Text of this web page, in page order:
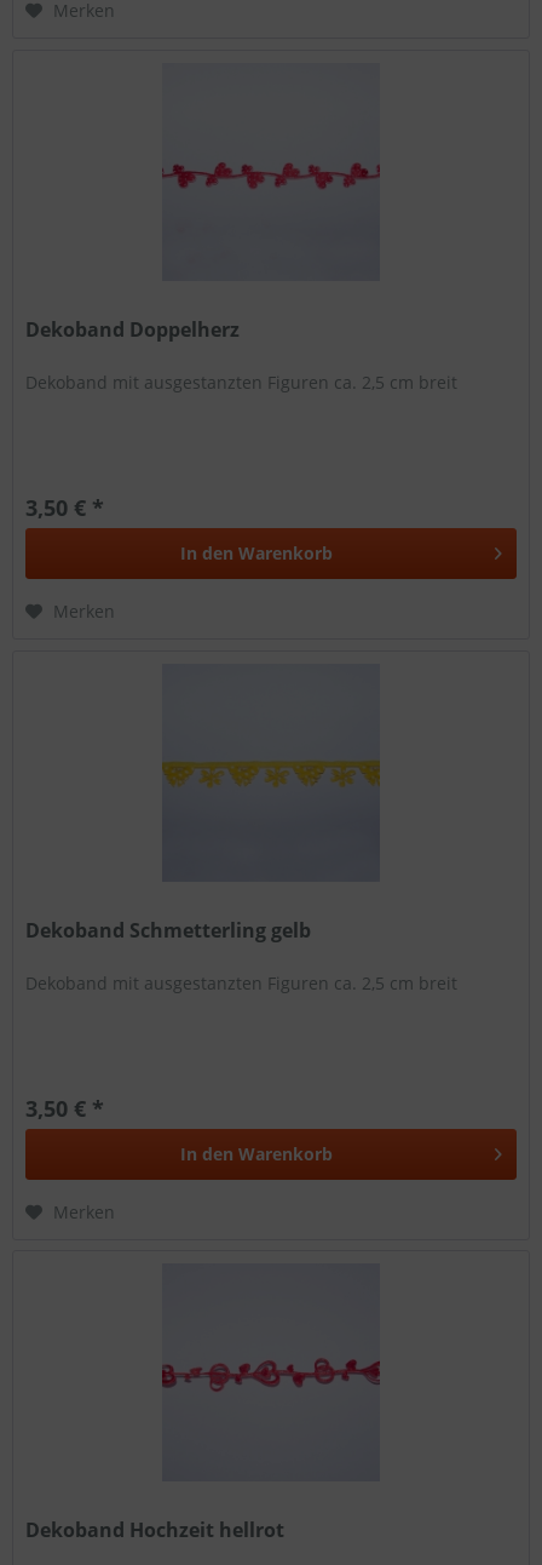
Merken
Dekoband Doppelherz
Dekoband mit ausgestanzten Figuren ca. 2,5 cm breit
3,50 € *
In den Warenkorb
Merken
Dekoband Schmetterling gelb
Dekoband mit ausgestanzten Figuren ca. 2,5 cm breit
3,50 € *
In den Warenkorb
Merken
Dekoband Hochzeit hellrot